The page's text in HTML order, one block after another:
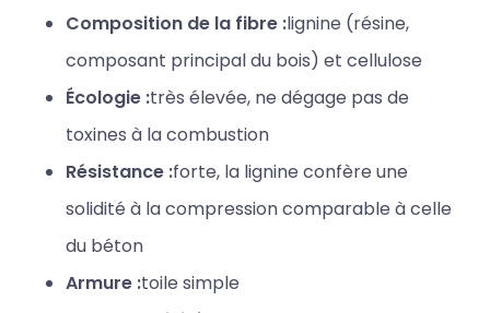
Composition de la fibre :lignine (résine,
composant principal du bois) et cellulose
Écologie :très élevée, ne dégage pas de
toxines à la combustion
Résistance :forte, la lignine confère une
solidité à la compression comparable à celle
du béton
Armure :toile simple